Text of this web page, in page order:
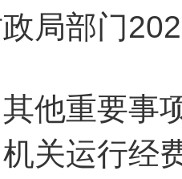
部门
重要事
运行经